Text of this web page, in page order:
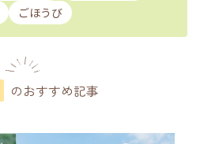
ごほうび
のおすすめ記事